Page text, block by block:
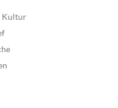
Kultur